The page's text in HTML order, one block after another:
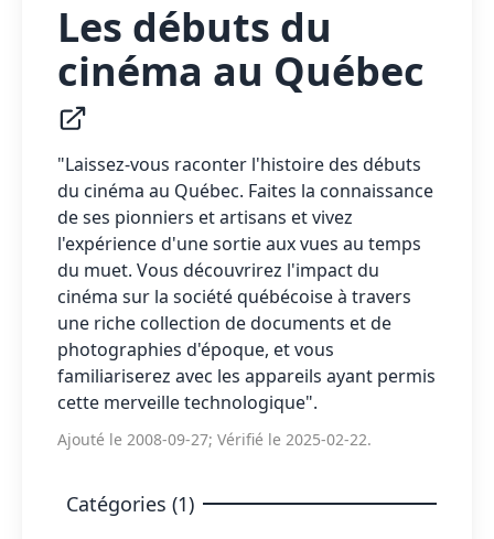
Les débuts du
cinéma au Québec
"Laissez-vous raconter l'histoire des débuts
du cinéma au Québec. Faites la connaissance
de ses pionniers et artisans et vivez
l'expérience d'une sortie aux vues au temps
du muet. Vous découvrirez l'impact du
cinéma sur la société québécoise à travers
une riche collection de documents et de
photographies d'époque, et vous
familiariserez avec les appareils ayant permis
cette merveille technologique".
Ajouté le 2008-09-27; Vérifié le 2025-02-22.
Catégories (1)